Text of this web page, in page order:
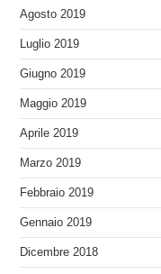
Agosto 2019
Luglio 2019
Giugno 2019
Maggio 2019
Aprile 2019
Marzo 2019
Febbraio 2019
Gennaio 2019
Dicembre 2018